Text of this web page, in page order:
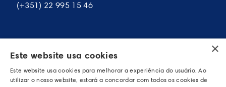
(+351) 22 995 15 46
A MINHA CONTA
As minhas encomendas
×
Este website usa cookies
Este website usa cookies para melhorar a experiência do usuário. Ao
utilizar o nosso website, estará a concordar com todos os cookies de